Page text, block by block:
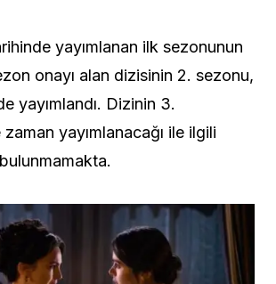
yayımlanan ilk sezonunun
onayı alan dizisinin 2. sezonu,
yayımlandı. Dizinin 3.
yayımlanacağı ile ilgili